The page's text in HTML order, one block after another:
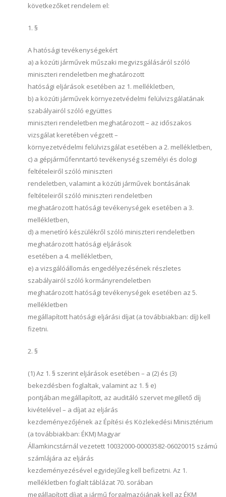
következőket rendelem el:
1. §
A hatósági tevékenységekért
a) a közúti járművek műszaki megvizsgálásáról szóló
miniszteri rendeletben meghatározott
hatósági eljárások esetében az 1. mellékletben,
b) a közúti járművek környezetvédelmi felülvizsgálatának
szabályairól szóló együttes
miniszteri rendeletben meghatározott – az időszakos
vizsgálat keretében végzett –
környezetvédelmi felülvizsgálat esetében a 2. mellékletben,
c) a gépjárműfenntartó tevékenység személyi és dologi
feltételeiről szóló miniszteri
rendeletben, valamint a közúti járművek bontásának
feltételeiről szóló miniszteri rendeletben
meghatározott hatósági tevékenységek esetében a 3.
mellékletben,
d) a menetíró készülékről szóló miniszteri rendeletben
meghatározott hatósági eljárások
esetében a 4. mellékletben,
e) a vizsgálóállomás engedélyezésének részletes
szabályairól szóló kormányrendeletben
meghatározott hatósági tevékenységek esetében az 5.
mellékletben
megállapított hatósági eljárási díjat (a továbbiakban: díj) kell
fizetni.
2. §
(1) Az 1. § szerint eljárások esetében – a (2) és (3)
bekezdésben foglaltak, valamint az 1. § e)
pontjában megállapított, az auditáló szervet megillető díj
kivételével – a díjat az eljárás
kezdeményezőjének az Építési és Közlekedési Minisztérium
(a továbbiakban: ÉKM) Magyar
Államkincstárnál vezetett 10032000-00003582-06020015 számú
számlájára az eljárás
kezdeményezésével egyidejűleg kell befizetni. Az 1.
mellékletben foglalt táblázat 70. sorában
megállapított díjat a jármű forgalmazójának kell az ÉKM